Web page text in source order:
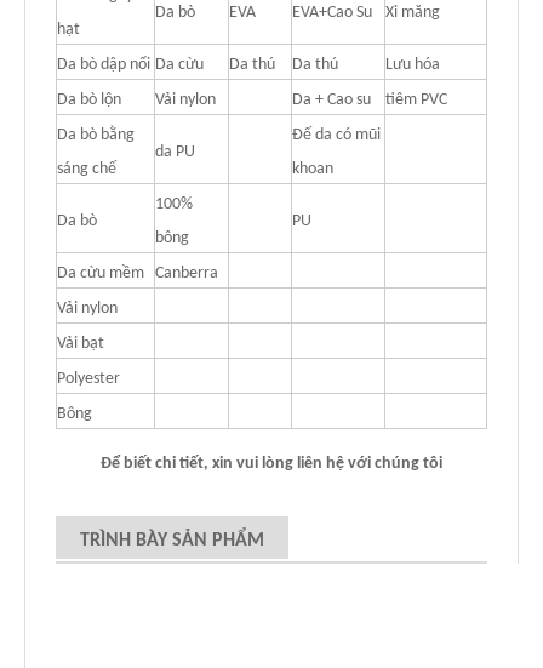
hạt
Da bò EVA EVA+Cao Su Xi măng
Da bò dập nổi Da cừu Da thú Da thú
Lưu hóa
Da bò lộn
Vải nylon Da + Cao su
tiêm PVC
Da bò bằng
sáng chế
da PU
Đế da có mũi
khoan
Da bò
100%
bông
PU
Da cừu mềm Canberra
Vải nylon
Vải bạt
Polyester
Bông
Để biết chi tiết, xin vui lòng liên hệ với chúng tôi
TRÌNH BÀY SẢN PHẨM